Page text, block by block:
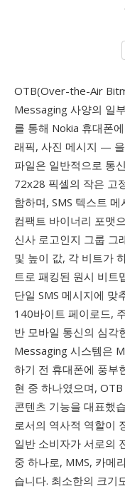
OTB(Over-the-Air
Messaging 사양의 일
를 통해 Nokia 휴대폰
래픽, 사진 메시지 —
파일은 일반적으로 통
72x28 픽셀의 작은 고
함하며, SMS 텍스트
컴팩트 바이너리 포맷
신사 로고인지 그룹 그
및 높이 값, 각 비트가
트로 패킹된 원시 비트
단일 SMS 메시지에 맞
140바이트 페이로드,
반 모바일 통신의 심각
Messaging 시스템은
하기 전 휴대폰에 풍부
현 중 하나였으며,
콘텐츠 기능을 대표했
로서의 역사적 역할이
일반 소비자가 서로의
중 하나로, MMS, 카메
습니다. 최소한의 크